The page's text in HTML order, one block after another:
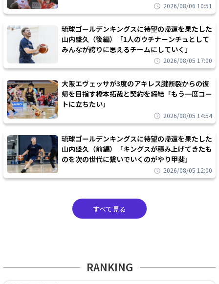
2026/08/06 10:51
琉球ゴールデンキングスに待望の帰還を果たした
山内盛久（後編）「1人のウチナーンチュとして
みんなが誇りに思えるチームにしていく」
2026/08/05 17:00
大阪エヴェッサが3度のアキレス腱断裂からの復
帰を目指す橋本拓哉と契約を締結「もう一度コー
トに立ちたい」
2026/08/05 14:54
琉球ゴールデンキングスに待望の帰還を果たした
山内盛久（前編）「キングスが積み上げてきたも
のを次の世代に繋いでいくのがやり甲斐」
2026/08/05 12:00
すべて見る
RANKING